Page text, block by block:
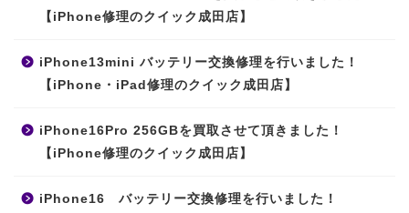
【iPhone修理のクイック成田店】
iPhone13mini バッテリー交換修理を行いました！
【iPhone・iPad修理のクイック成田店】
iPhone16Pro 256GBを買取させて頂きました！
【iPhone修理のクイック成田店】
iPhone16 バッテリー交換修理を行いました！